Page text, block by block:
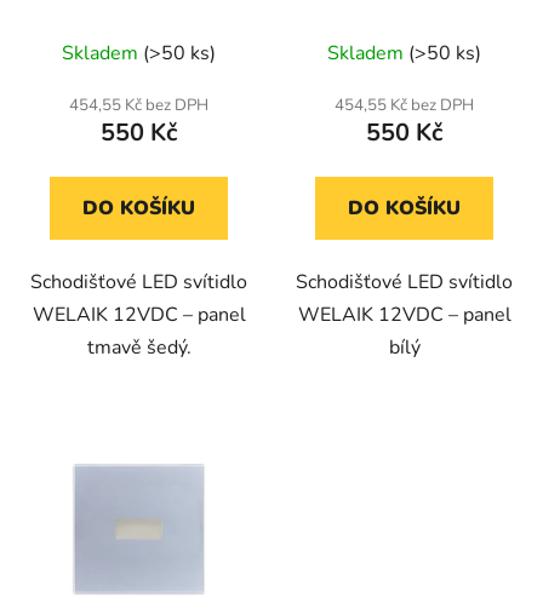
Skladem (>50 ks)
454,55 Kč bez DPH
550 Kč
DO KOŠÍKU
Schodišťové LED svítidlo
WELAIK 12VDC – panel
tmavě šedý.
Skladem (>50 ks)
454,55 Kč bez DPH
550 Kč
DO KOŠÍKU
Schodišťové LED svítidlo
WELAIK 12VDC – panel
bílý